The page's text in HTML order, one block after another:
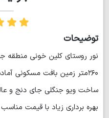
توضیحات
۲۶۰متر زمین بافت مسکونی
ساخت ویو جنگلی جای دنج و
بهره برداری زیاد با قیمت مناسب قیمت